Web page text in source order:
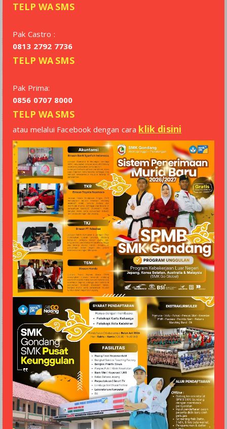
TELP WA SMS
Pak Castro :
0813 2792 7736
TELP WA SMS
Pak Prima:
0856 0707 8000
TELP WA SMS
atau melalui Facebook dengan cara klik disini